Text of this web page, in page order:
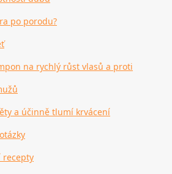
po porodu?
na rychlý růst vlasů a proti
a účinně tlumí krvácení
recepty